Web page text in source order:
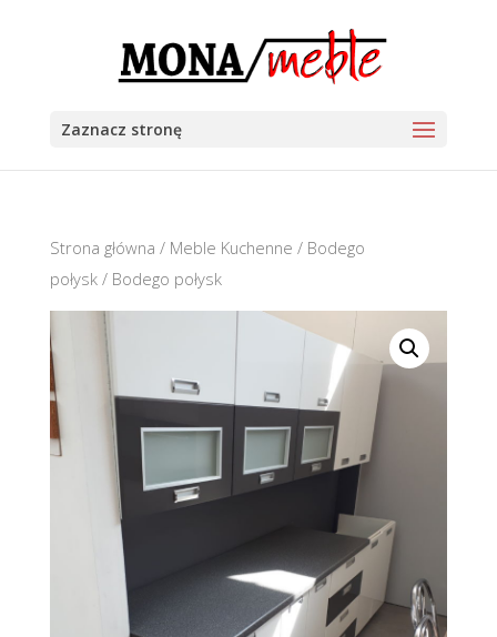
Zaznacz stronę
Strona główna / Meble Kuchenne / Bodego
połysk/ Bodego połysk